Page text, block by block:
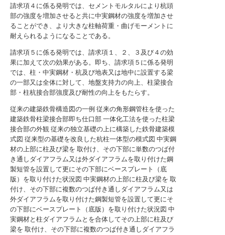
請求項４に係る発明では、セメントモルタルにより杭頭
部の強度を増加させると共に中実鋼材の強度を増加させ
ることができ、より大きな柱軸荷重・曲げモーメントに
耐えられるようになることである。
請求項５に係る発明では、請求項１、２、３及び４の効
果に加えて次の効果がある。即ち、請求項５に係る発明
では、柱・中実鋼材・杭及び地表又は地中に設置する梁
の一部又は全体に対して、地盤支持力の向上、柱梁接合
部・柱杭接合部強度及び耐性の向上をもたらす。
従来の建築鉄骨構造図の一例 従来の角形鋼管柱を使った
建築鉄骨柱梁接合部即ち仕口部 一体化工法を使った柱梁
接合部の外観 従来の独立基礎の上に構築した鉄骨建築模
式図 従来型の基礎を改良した杭柱一体型の模式図 中実鋼
材の上部に柱及び梁を 取付け、その下部に単数のつば付
き通しダイアフラム又は外ダイアフラムを取り付けた鋼
製短管を設置して更にその下部にベースプレート（底
版）を取り付けた状況図 中実鋼材の上部に柱及び梁を 取
付け、その下部に複数のつば付き通しダイアフラム又は
外ダイアフラムを取り付けた鋼製短管を設置して更にそ
の下部にベースプレート（底版）を取り付けた状況図 中
実鋼材と柱ダイアフラムとを合体してその上部に柱及び
梁を 取付け、その下部に複数のつば付き通しダイアフラ